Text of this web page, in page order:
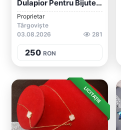
Dulapior Pentru Bijuterii
Proprietar
Târgoviște
03.08.2026
281
250 RON
LICITAȚIE